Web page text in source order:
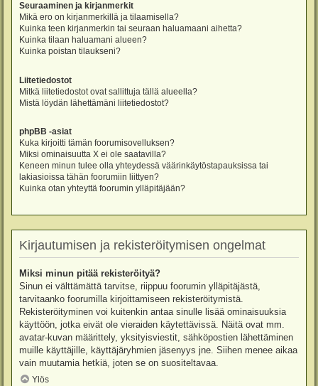
Seuraaminen ja kirjanmerkit
Mikä ero on kirjanmerkillä ja tilaamisella?
Kuinka teen kirjanmerkin tai seuraan haluamaani aihetta?
Kuinka tilaan haluamani alueen?
Kuinka poistan tilaukseni?
Liitetiedostot
Mitkä liitetiedostot ovat sallittuja tällä alueella?
Mistä löydän lähettämäni liitetiedostot?
phpBB -asiat
Kuka kirjoitti tämän foorumisovelluksen?
Miksi ominaisuutta X ei ole saatavilla?
Keneen minun tulee olla yhteydessä väärinkäytöstapauksissa tai
lakiasioissa tähän foorumiin liittyen?
Kuinka otan yhteyttä foorumin ylläpitäjään?
Kirjautumisen ja rekisteröitymisen ongelmat
Miksi minun pitää rekisteröityä?
Sinun ei välttämättä tarvitse, riippuu foorumin ylläpitäjästä,
tarvitaanko foorumilla kirjoittamiseen rekisteröitymistä.
Rekisteröityminen voi kuitenkin antaa sinulle lisää ominaisuuksia
käyttöön, jotka eivät ole vieraiden käytettävissä. Näitä ovat mm.
avatar-kuvan määrittely, yksityisviestit, sähköpostien lähettäminen
muille käyttäjille, käyttäjäryhmien jäsenyys jne. Siihen menee aikaa
vain muutamia hetkiä, joten se on suositeltavaa.
Ylös